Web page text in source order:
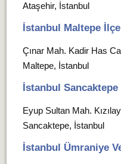
Ataşehir, İstanbul
İstanbul Maltepe
Çınar Mah. Kadir Has
Maltepe, İstanbul
İstanbul
Eyup Sultan Mah.
Sancaktepe, İstanbul
İstanbul Ümraniye